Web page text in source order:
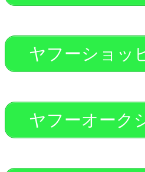
ヤフーショッ
ヤフーオーク